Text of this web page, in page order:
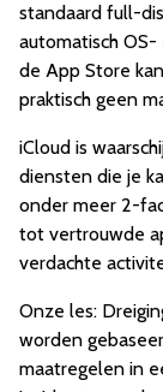
standaard full-
automatisch
de App Store
praktisch geen
iCloud is
diensten die je
onder meer 2-
tot vertrouwde
verdachte
Onze les:
worden
maatregelen in